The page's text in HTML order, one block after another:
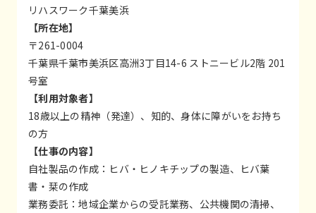
リハスワーク千葉美浜
【所在地】
〒261-0004
千葉県千葉市美浜区高洲3丁目14-6 ストニービル2階 201
号室
【利用対象者】
18歳以上の精神（発達）、知的、身体に障がいをお持ち
の方
【仕事の内容】
自社製品の作成：ヒバ・ヒノキチップの製造、ヒバ葉
書・栞の作成
業務委託：地域企業からの受託業務、公共機関の清掃、